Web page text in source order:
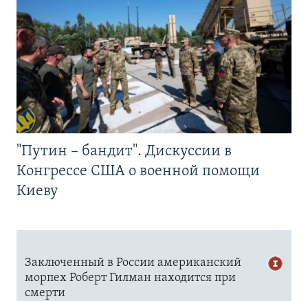
"Путин – бандит". Дискуссии в
Конгрессе США о военной помощи
Киеву